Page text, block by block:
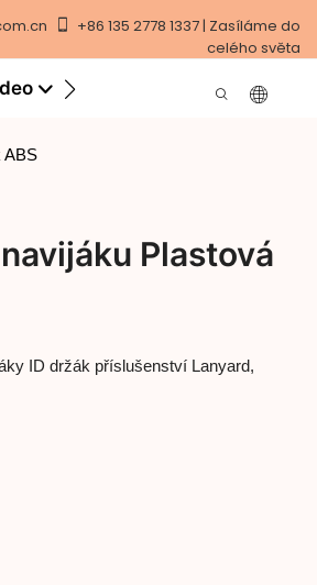
+86 135 2778 1337 | Zasíláme do
celého světa
ABS
Plastová
ID držák příslušenství Lanyard,